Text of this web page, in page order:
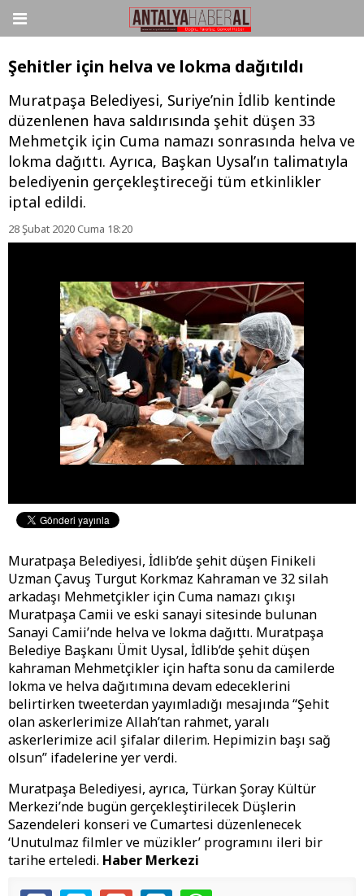
Şehitler için helva ve lokma dağıtıldı
Muratpaşa Belediyesi, Suriye’nin İdlib kentinde
düzenlenen hava saldırısında şehit düşen 33
Mehmetçik için Cuma namazı sonrasında helva ve
lokma dağıttı. Ayrıca, Başkan Uysal’ın talimatıyla
belediyenin gerçekleştireceği tüm etkinlikler
iptal edildi.
28 Şubat 2020 Cuma 18:20
Muratpaşa Belediyesi, İdlib’de şehit düşen Finikeli
Uzman Çavuş Turgut Korkmaz Kahraman ve 32 silah
arkadaşı Mehmetçikler için Cuma namazı çıkışı
Muratpaşa Camii ve eski sanayi sitesinde bulunan
Sanayi Camii’nde helva ve lokma dağıttı. Muratpaşa
Belediye Başkanı Ümit Uysal, İdlib’de şehit düşen
kahraman Mehmetçikler için hafta sonu da camilerde
lokma ve helva dağıtımına devam edeceklerini
belirtirken tweeterdan yayımladığı mesajında “Şehit
olan askerlerimize Allah’tan rahmet, yaralı
askerlerimize acil şifalar dilerim. Hepimizin başı sağ
olsun” ifadelerine yer verdi.
Muratpaşa Belediyesi, ayrıca, Türkan Şoray Kültür
Merkezi’nde bugün gerçekleştirilecek Düşlerin
Sazendeleri konseri ve Cumartesi düzenlenecek
‘Unutulmaz filmler ve müzikler’ programını ileri bir
tarihe erteledi. Haber Merkezi